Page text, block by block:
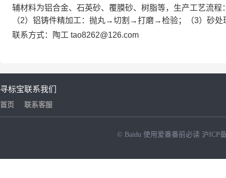
辅材料为铝合金、石英砂、覆膜砂、树脂等，生产工艺流
（2）铝铸件精加工：抛丸→切割→打磨→检验；（3）砂
联系方式：陶工 tao8262@126.com
寻标宝
首页
联系我们
联系客服
© Baidu 使用爱番番前必读 沪ICP